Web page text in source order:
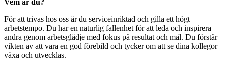
Vem är du?
För att trivas hos oss är du serviceinriktad och gilla ett högt
arbetstempo. Du har en naturlig fallenhet för att leda och inspirera
andra genom arbetsglädje med fokus på resultat och mål. Du förstår
vikten av att vara en god förebild och tycker om att se dina kollegor
växa och utvecklas.